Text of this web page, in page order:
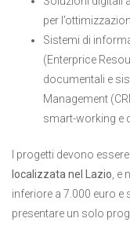
per
Sistemi di
(Enterprice
documentali e
Management
smart-working e
I progetti devono
localizzata nel Lazio, e
inferiore a 7.000 euro e
presentare un solo